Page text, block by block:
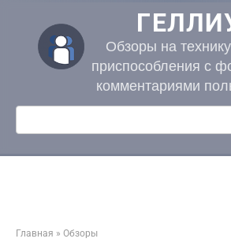
контенту
Обзоры на
приспособления с
комментариями
Поиск:
Главная » Обзоры